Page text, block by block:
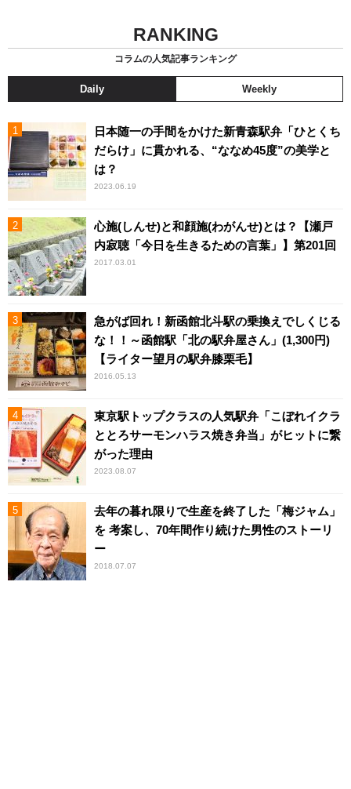
RANKING
コラムの人気記事ランキング
Daily Weekly
日本随一の手間をかけた新青森駅弁「ひとくち
だらけ」に貫かれる、“ななめ45度”の美学と
は？
2023.06.19
心施(しんせ)と和顔施(わがんせ)とは？【瀬戸
内寂聴「今日を生きるための言葉」】第201回
2017.03.01
急がば回れ！新函館北斗駅の乗換えでしくじる
な！！～函館駅「北の駅弁屋さん」(1,300円)
【ライター望月の駅弁膝栗毛】
2016.05.13
東京駅トップクラスの人気駅弁「こぼれイクラ
ととろサーモンハラス焼き弁当」がヒットに繋
がった理由
2023.08.07
去年の暮れ限りで生産を終了した「梅ジャム」
を 考案し、70年間作り続けた男性のストーリ
ー
2018.07.07